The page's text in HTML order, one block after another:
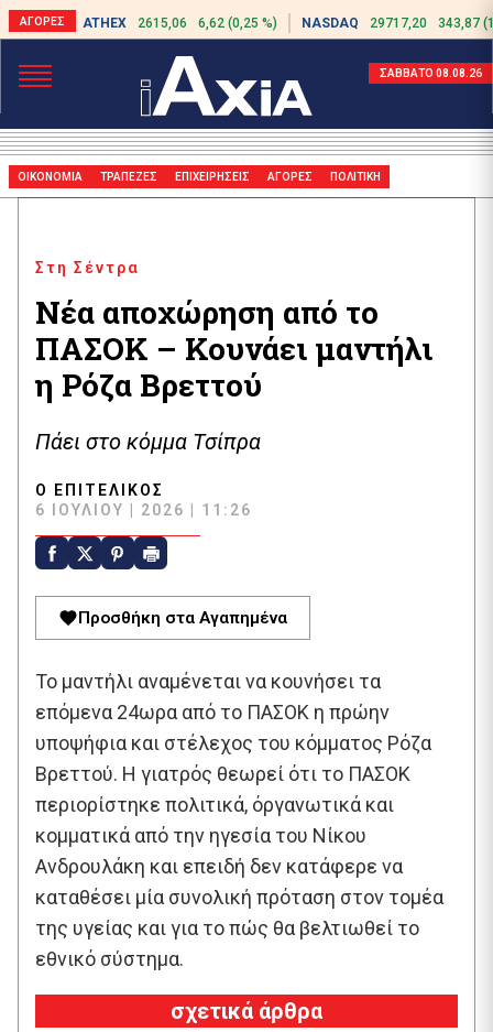
ATHEX 2615,06 6,62 (0,25 %) NASDAQ 29717,20 343,87
ΣΑΒΒΑΤΟ 08.08.26
ΟΙΚΟΝΟΜΙΑ ΤΡΑΠΕΖΕΣ ΕΠΙΧΕΙΡΗΣΕΙΣ ΑΓΟΡΕΣ ΠΟΛΙΤΙΚΗ
Στη Σέντρα
Νέα αποχώρηση από το
ΠΑΣΟΚ – Κουνάει μαντήλι
η Ρόζα Βρεττού
Πάει στο κόμμα Τσίπρα
Ο ΕΠΙΤΕΛΙΚΌΣ
6 ΙΟΥΛΊΟΥ | 2026 | 11:26
Προσθήκη στα Αγαπημένα
Το μαντήλι αναμένεται να κουνήσει τα
επόμενα 24ωρα από το ΠΑΣΟΚ η πρώην
υποψήφια και στέλεχος του κόμματος Ρόζα
Βρεττού. Η γιατρός θεωρεί ότι το ΠΑΣΟΚ
περιορίστηκε πολιτικά, όργανωτικά και
κομματικά από την ηγεσία του Νίκου
Ανδρουλάκη και επειδή δεν κατάφερε να
καταθέσει μία συνολική πρόταση στον τομέα
της υγείας και για το πώς θα βελτιωθεί το
εθνικό σύστημα.
σχετικά άρθρα